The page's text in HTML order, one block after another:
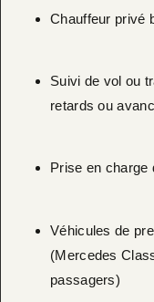
Chauffeur privé
Suivi de vol ou
retards ou
Prise en charge
Véhicules de
(Mercedes
passagers)